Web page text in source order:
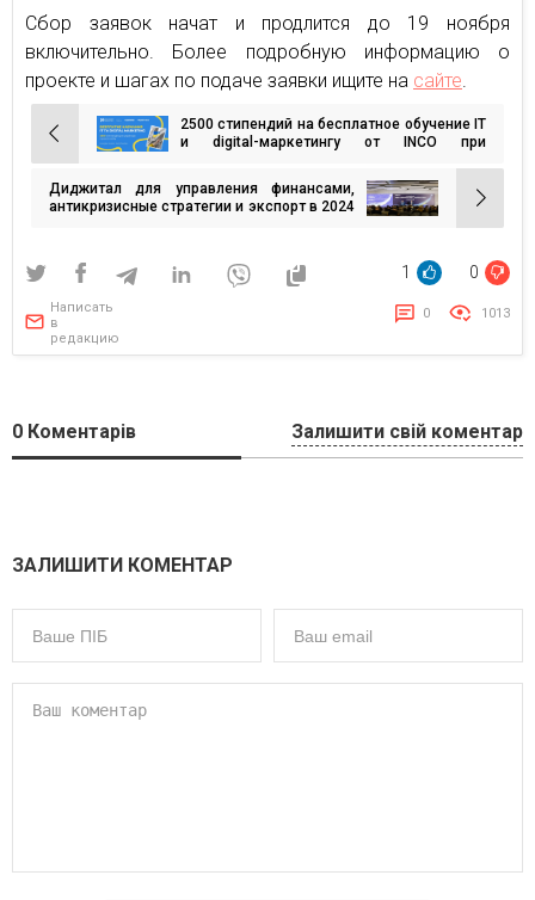
Сбор заявок начат и продлится до 19 ноября
включительно. Более подробную информацию о
проекте и шагах по подаче заявки ищите на сайте.
Навигация
по
записям
2500 стипендий на бесплатное обучение ІТ
и digital-маркетингу от INCO при
Диджитал для управления финансами,
антикризисные стратегии и экспорт в 2024
1 0
Написать
в
редакцию
0 1013
0 Коментарів Залишити свій коментар
ЗАЛИШИТИ КОМЕНТАР